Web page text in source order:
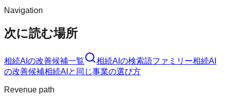
Navigation
次に読む場所
相続AI の改善候補一覧 相続AI の検索語ファミリー相続AI
の改善候補相続AI と同じ事業の選び方
Revenue path